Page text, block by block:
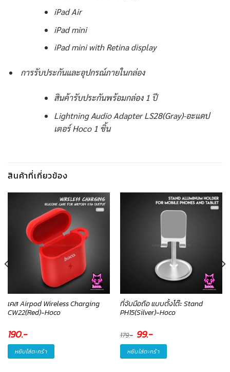
iPad Air
iPad mini
iPad mini with Retina display
การรับประกันและอุปกรณ์ภายในกล่อง
สินค้ารับประกันพร้อมกล่อง 1 ปี
Lightning Audio Adapter LS28(Gray)-อะแดป
เตอร์ Hoco 1 ชิ้น
สินค้าที่เกี่ยวข้อง
เคส Airpod Wireless Charging
CW22(Red)-Hoco
190.-
หยิบใส่ตะกร้า
ที่จับมือถือ แบบตั้งโต๊ะ Stand
PH15(Silver)-Hoco
179.- Original
price
was:
179.-.
99.-Current
price
is:
99.-.
หยิบใส่ตะกร้า